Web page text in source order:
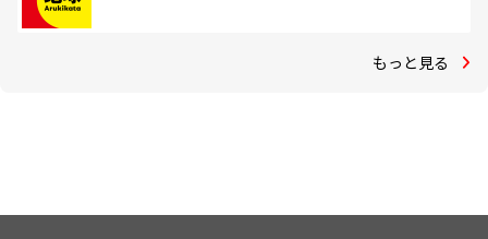
もっと見る